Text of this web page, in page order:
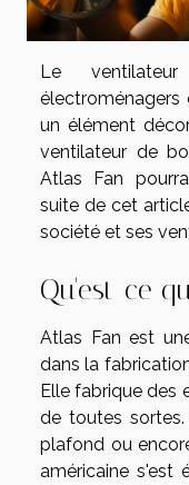
Le
électroménagers
un élément
ventilateur de
Atlas Fan
suite de cet
société et ses
Qu'est-ce
Atlas Fan est
dans la
Elle fabrique des
de toutes
plafond ou
américaine s'est